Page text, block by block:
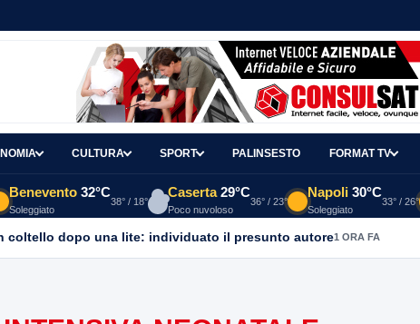
CULTURA SPORT PALINSESTO FORMAT TV
Benevento 32°C
Soleggiato
38° / 18°
Caserta 29°C
Poco nuvoloso
36° / 23°
Napoli 30°C
Soleggiato
33° / 26°
coltello dopo una lite: individuato il presunto autore1 ORA FA